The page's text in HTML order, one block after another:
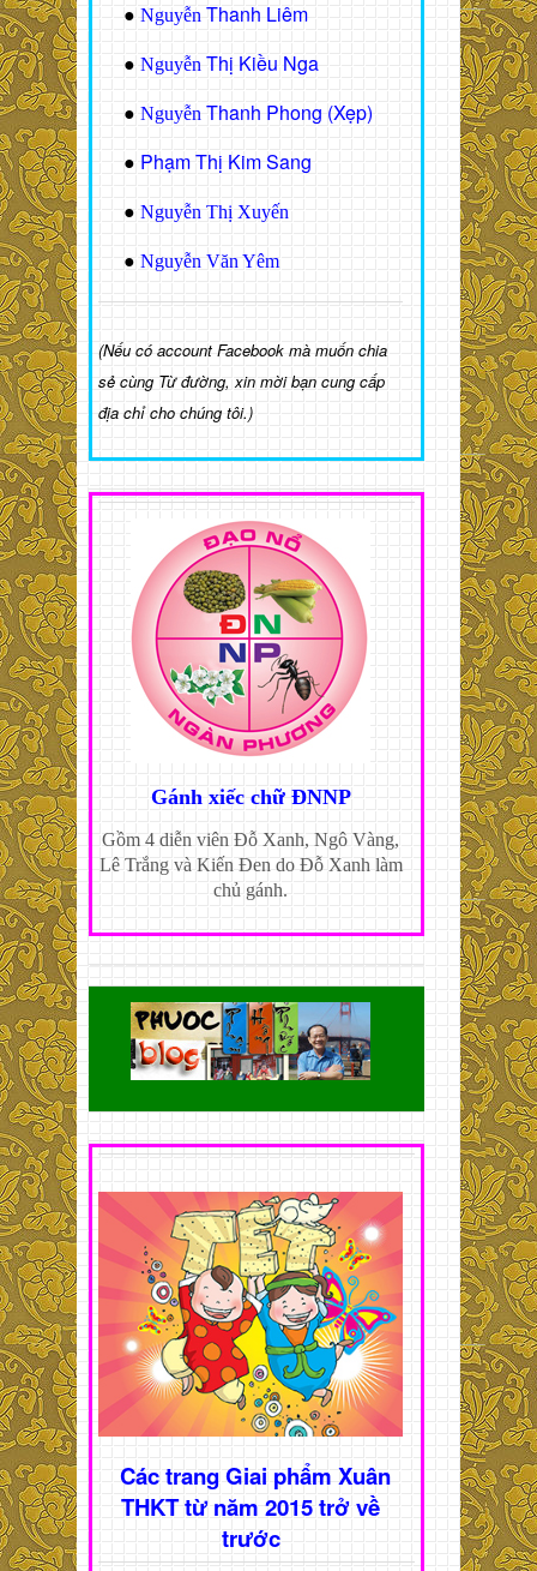
● Nguyễn Thanh Liêm
● Nguyễn Thị Kiều Nga
● Nguyễn Thanh Phong (Xẹp)
● Phạm Thị Kim Sang
● Nguyễn Thị Xuyến
● Nguyễn Văn Yêm
(Nếu có account Facebook mà muốn chia
sẻ cùng Từ đường, xin mời bạn cung cấp
địa chỉ cho chúng tôi.)
Gánh xiếc chữ ĐNNP
Gồm 4 diễn viên Đỗ Xanh, Ngô Vàng,
Lê Trắng và Kiến Đen do Đỗ Xanh làm
chủ gánh.
Các trang Giai phẩm Xuân
THKT từ năm 2015 trở về
trước